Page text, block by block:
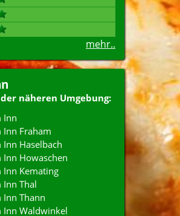
mehr..
näheren Umgebung:
Inn
Inn Fraham
Haselbach
Howaschen
Inn Kemating
Inn Thal
Inn Thann
Inn Waldwinkel